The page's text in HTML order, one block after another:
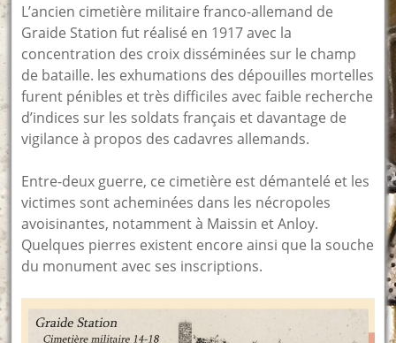
L’ancien cimetière militaire franco-allemand de
Graide Station fut réalisé en 1917 avec la
concentration des croix disséminées sur le champ
de bataille. les exhumations des dépouilles mortelles
furent pénibles et très difficiles avec faible recherche
d’indices sur les soldats français et davantage de
vigilance à propos des cadavres allemands.
Entre-deux guerre, ce cimetière est démantelé et les
victimes sont acheminées dans les nécropoles
avoisinantes, notamment à Maissin et Anloy.
Quelques pierres existent encore ainsi que la souche
du monument avec ses inscriptions.